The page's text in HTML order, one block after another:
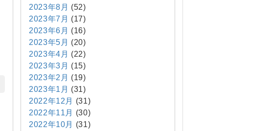
2023年8月 (52)
2023年7月 (17)
2023年6月 (16)
2023年5月 (20)
2023年4月 (22)
2023年3月 (15)
2023年2月 (19)
2023年1月 (31)
2022年12月
(31)
2022年11月
(30)
2022年10月
(31)